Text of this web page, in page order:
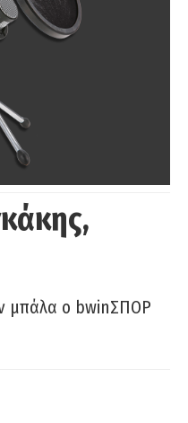
μπάλα ο bwinΣΠΟΡ